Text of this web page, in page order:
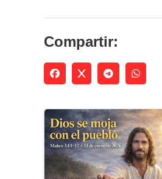
Compartir: